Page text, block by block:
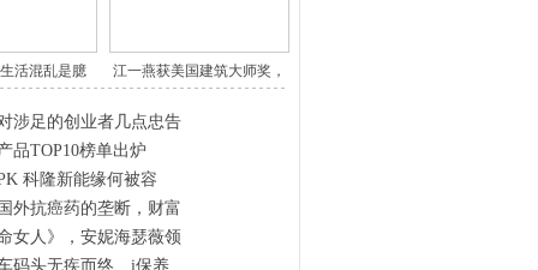
活混乱是臆
江一燕获美国建筑大师奖，
涉足的创业者几点忠告
品TOP10榜单出炉
科隆新能缘何被容
外抗癌药的垄断，财富
女人》，安妮海瑟薇领
码头无疾而终、i保养